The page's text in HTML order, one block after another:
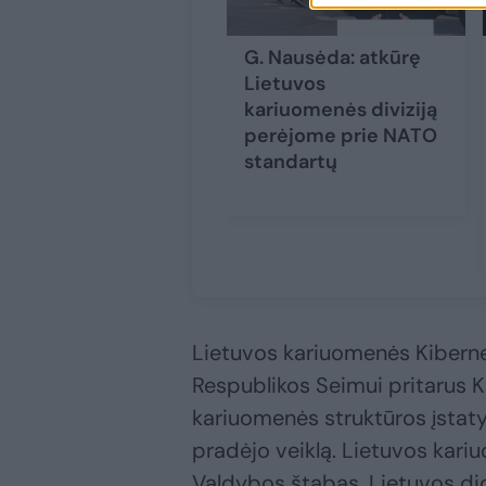
G. Nausėda: atkūrę
Lietuvos
kariuomenės diviziją
perėjome prie NATO
standartų
Lietuvos kariuomenės
Respublikos Seimui pritarus
kariuomenės struktūros
pradėjo veiklą. Lietuvos